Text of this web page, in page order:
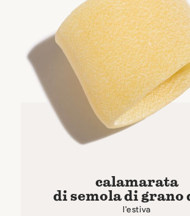
calamarata
di semola di grano
l'estiva